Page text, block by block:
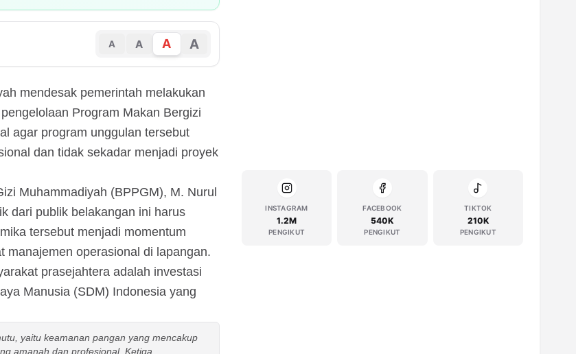
A A A A
mendesak pemerintah melakukan
Program Makan Bergizi
agar program unggulan tersebut
dan tidak sekadar menjadi proyek
Muhammadiyah (BPPGM), M. Nurul
dari publik belakangan ini harus
tersebut menjadi momentum
manajemen operasional di lapangan.
prasejahtera adalah investasi
Manusia (SDM) Indonesia yang
yaitu keamanan pangan yang mencakup
amanah dan profesional. Ketiga,
INSTAGRAM
1.2M
PENGIKUT
FACEBOOK
540K
PENGIKUT
TIKTOK
210K
PENGIKUT